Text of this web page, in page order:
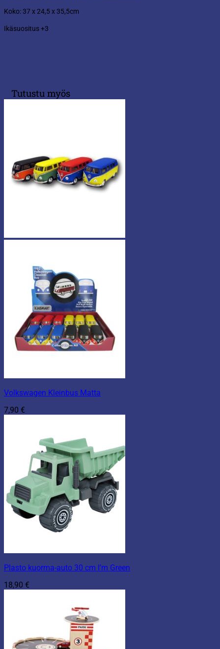
Koko: 37 x 24,5 x 35,5cm
Ikäsuositus +3
Tutustu myös
Volkswagen Kleinbus Matta
7,90 €
Plasto kuorma-auto 30 cm I’m Green
18,90 €